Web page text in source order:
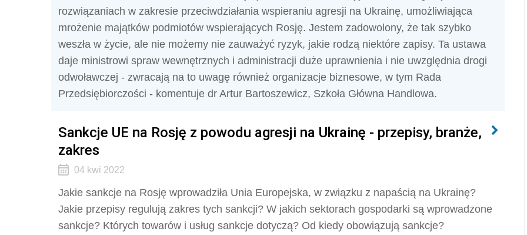
rozwiązaniach w zakresie przeciwdziałania wspieraniu agresji na Ukrainę, umożliwiająca
mrożenie majątków podmiotów wspierających Rosję. Jestem zadowolony, że tak szybko
weszła w życie, ale nie możemy nie zauważyć ryzyk, jakie rodzą niektóre zapisy. Ta ustawa
daje ministrowi spraw wewnętrznych i administracji duże uprawnienia i nie uwzględnia drogi
odwoławczej - zwracają na to uwagę również organizacje biznesowe, w tym Rada
Przedsiębiorczości - komentuje dr Artur Bartoszewicz, Szkoła Główna Handlowa.
Sankcje UE na Rosję z powodu agresji na Ukrainę - przepisy, branże,
zakres
04 kwi 2022
Jakie sankcje na Rosję wprowadziła Unia Europejska, w związku z napaścią na Ukrainę?
Jakie przepisy regulują zakres tych sankcji? W jakich sektorach gospodarki są wprowadzone
sankcje? Których towarów i usług sankcje dotyczą? Od kiedy obowiązują sankcje?